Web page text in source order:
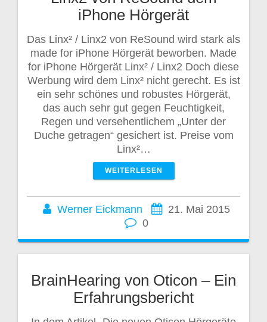
iPhone Hörgerät
Das Linx² / Linx2 von ReSound wird stark als
made for iPhone Hörgerät beworben. Made
for iPhone Hörgerät Linx² / Linx2 Doch diese
Werbung wird dem Linx² nicht gerecht. Es ist
ein sehr schönes und robustes Hörgerät,
das auch sehr gut gegen Feuchtigkeit,
Regen und versehentlichem „Unter der
Duche getragen“ gesichert ist. Preise vom
Linx²…
WEITERLESEN
Werner Eickmann
21. Mai 2015
0
BrainHearing von Oticon – Ein
Erfahrungsbericht